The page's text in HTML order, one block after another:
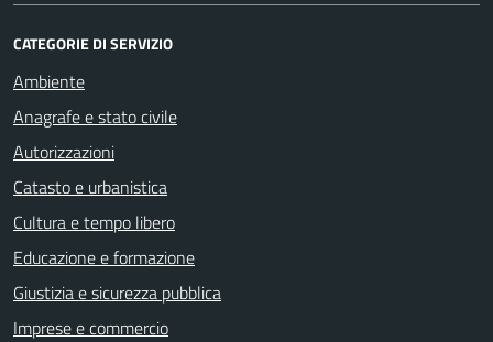
CATEGORIE DI SERVIZIO
Ambiente
Anagrafe e stato civile
Autorizzazioni
Catasto e urbanistica
Cultura e tempo libero
Educazione e formazione
Giustizia e sicurezza pubblica
Imprese e commercio